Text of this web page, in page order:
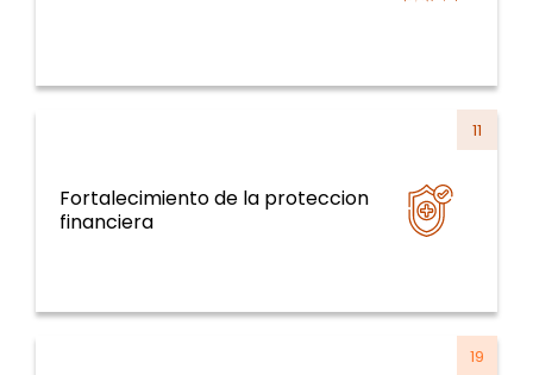
Fortalecimiento de la proteccion
financiera
11
Sistemas y servicios de salud y curso de la
19